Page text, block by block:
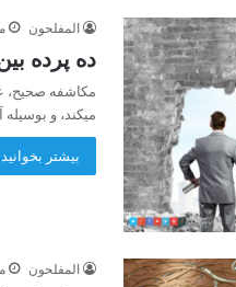
المفلحون
ده پرده
مکاشفه صحيح،
ميکند، ‌و
بیشتر
المفلحون